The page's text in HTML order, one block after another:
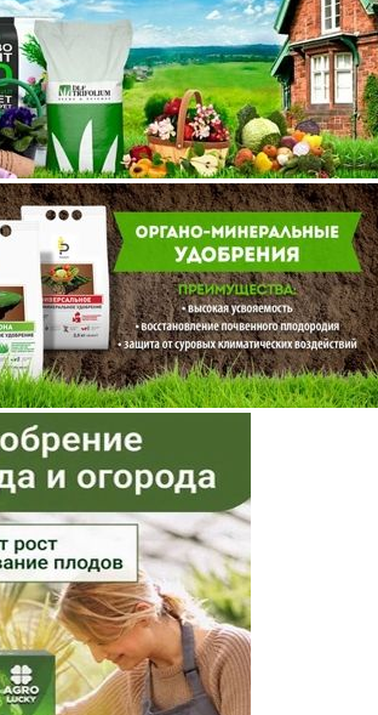
Ленинградская область
Липецкая область
Магаданская область
Марий Эл
Мордовия
Московская область
Мурманская область
Ненецкий АО
Нижегородская область
Новгородская область
Новосибирская область
Омская область
Оренбургская область
Орловская область
Пензенская область